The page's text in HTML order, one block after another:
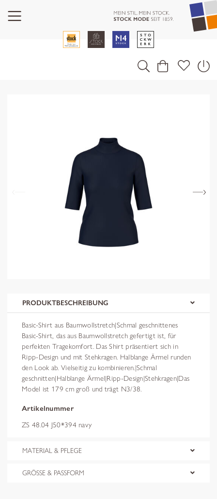
PRODUKTBESCHREIBUNG
Basic-Shirt aus Baumwollstretch|Schmal geschnittenes
Basic-Shirt, das aus Baumwollstretch gefertigt ist, für
perfekten Tragekomfort. Das Shirt präsentiert sich in
Ripp-Design und mit Stehkragen. Halblange Ärmel runden
den Look ab. Vielseitig zu kombinieren.|Schmal
geschnitten|Halblange Ärmel|Ripp-Design|Stehkragen|Das
Model ist 179 cm groß und trägt N3/38.
Artikelnummer
ZS 48.04 J50*394 navy
MATERIAL & PFLEGE
GRÖSSE & PASSFORM